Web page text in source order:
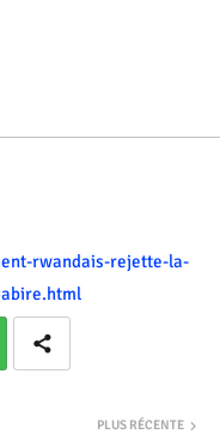
rwandais-rejette-la-
PLUS RÉCENTE